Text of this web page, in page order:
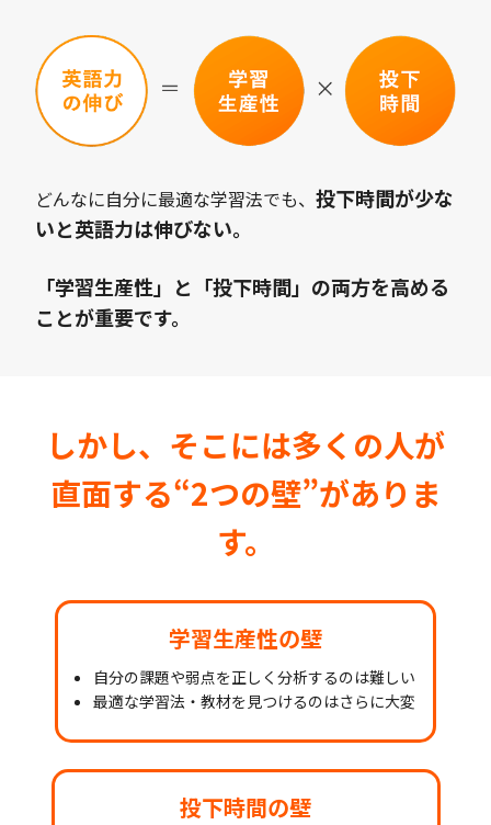
どんなに自分に最適な学習法でも、 投下時間が少な
いと英語力は伸びない。
「学習生産性」と「投下時間」の両方を高める
ことが重要です。
しかし、そこには多くの人が
直面する“2つの壁”がありま
す。
学習生産性の壁
自分の課題や弱点を正しく分析するのは難しい
最適な学習法・教材を見つけるのはさらに大変
投下時間の壁